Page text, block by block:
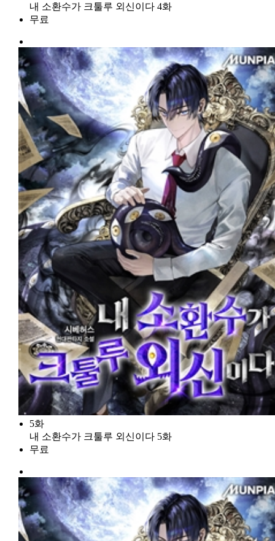
내 소환수가 크툴루 외신이다 4화
무료
5화
내 소환수가 크툴루 외신이다 5화
무료